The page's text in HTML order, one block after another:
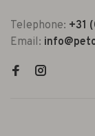
Telephone: +31
Email: